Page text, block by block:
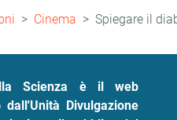
Cinema Spiegare il
Scienza è il web
Divulgazione